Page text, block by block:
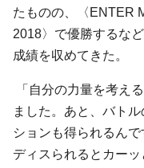
たものの、〈ENTER
2018〉で優勝するな
成績を収めてきた。
「自分の力量を考え
ました。あと、バト
ションも得られるん
ディスられるとカー